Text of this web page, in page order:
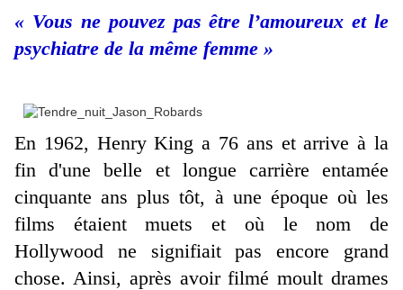
« Vous ne pouvez pas être l’amoureux et le
psychiatre de la même femme »
En 1962, Henry King a 76 ans et arrive à la
fin d'une belle et longue carrière entamée
cinquante ans plus tôt, à une époque où les
films étaient muets et où le nom de
Hollywood ne signifiait pas encore grand
chose. Ainsi, après avoir filmé moult drames